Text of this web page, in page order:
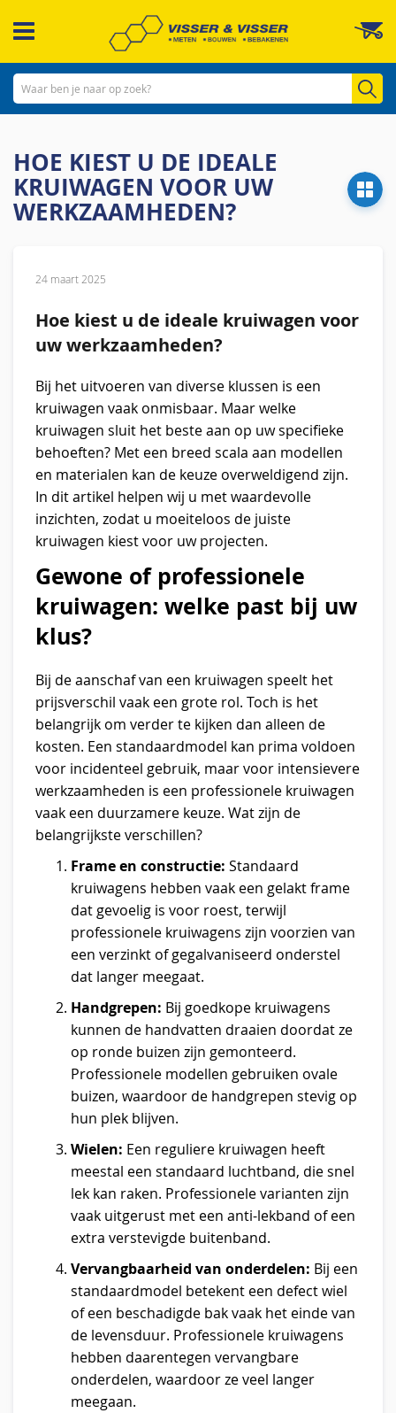
naar
inhoud
HOE KIEST U DE IDEALE
KRUIWAGEN VOOR UW
WERKZAAMHEDEN?
24 maart 2025
Hoe kiest u de ideale kruiwagen voor
uw werkzaamheden?
Bij het uitvoeren van diverse klussen is een
kruiwagen vaak onmisbaar. Maar welke
kruiwagen sluit het beste aan op uw specifieke
behoeften? Met een breed scala aan modellen
en materialen kan de keuze overweldigend zijn.
In dit artikel helpen wij u met waardevolle
inzichten, zodat u moeiteloos de juiste
kruiwagen kiest voor uw projecten.
Gewone of professionele
kruiwagen: welke past bij uw
klus?
Bij de aanschaf van een kruiwagen speelt het
prijsverschil vaak een grote rol. Toch is het
belangrijk om verder te kijken dan alleen de
kosten. Een standaardmodel kan prima voldoen
voor incidenteel gebruik, maar voor intensievere
werkzaamheden is een professionele kruiwagen
vaak een duurzamere keuze. Wat zijn de
belangrijkste verschillen?
Frame en constructie: Standaard
kruiwagens hebben vaak een gelakt frame
dat gevoelig is voor roest, terwijl
professionele kruiwagens zijn voorzien van
een verzinkt of gegalvaniseerd onderstel
dat langer meegaat.
Handgrepen: Bij goedkope kruiwagens
kunnen de handvatten draaien doordat ze
op ronde buizen zijn gemonteerd.
Professionele modellen gebruiken ovale
buizen, waardoor de handgrepen stevig op
hun plek blijven.
Wielen: Een reguliere kruiwagen heeft
meestal een standaard luchtband, die snel
lek kan raken. Professionele varianten zijn
vaak uitgerust met een anti-lekband of een
extra verstevigde buitenband.
Vervangbaarheid van onderdelen: Bij een
standaardmodel betekent een defect wiel
of een beschadigde bak vaak het einde van
de levensduur. Professionele kruiwagens
hebben daarentegen vervangbare
onderdelen, waardoor ze veel langer
meegaan.